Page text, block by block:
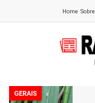
Home Sobre
GERAIS